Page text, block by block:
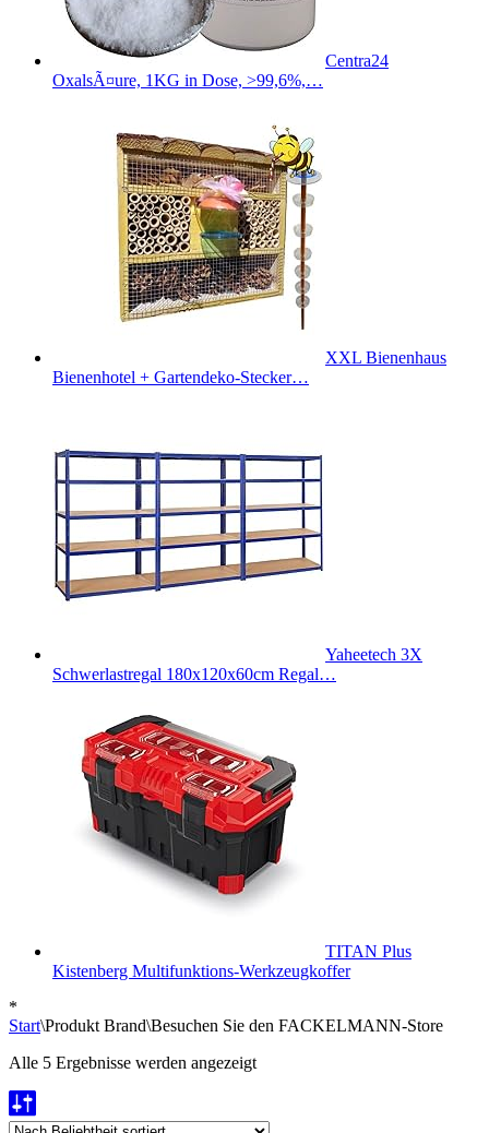
Centra24
OxalsÃ¤ure, 1KG in Dose, >99,6%,…
XXL Bienenhaus
Bienenhotel + Gartendeko-Stecker…
Yaheetech 3X
Schwerlastregal 180x120x60cm Regal…
TITAN Plus
Kistenberg Multifunktions-Werkzeugkoffer
*
Start\Produkt Brand\Besuchen Sie den FACKELMANN-Store
Alle 5 Ergebnisse werden angezeigtNach